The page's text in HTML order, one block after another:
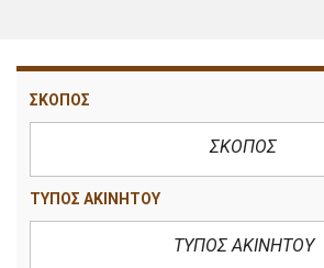
ΣΚΟΠΟΣ
ΣΚΟΠΟΣ
ΤΥΠΟΣ ΑΚΙΝΗΤΟΥ
ΤΥΠΟΣ ΑΚΙΝΗΤΟΥ